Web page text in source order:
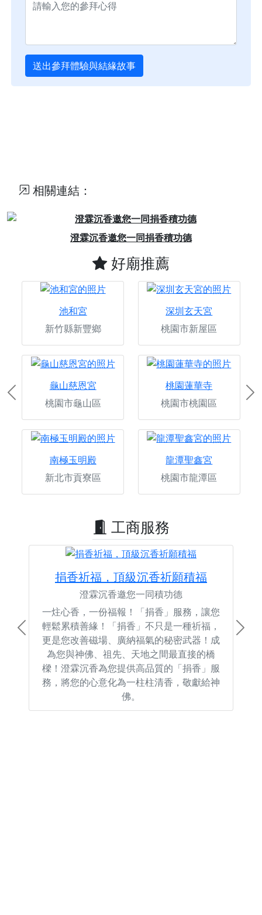
送出參拜體驗與結緣故事
相關連結：
香邀您一同捐香積功德
好廟推薦
池和宮
新竹縣新豐鄉
深圳玄天宮
桃園市新屋區
龜山慈恩宮
桃園市龜山區
桃園蓮華寺
桃園市桃園區
南極玉明殿
新北市貢寮區
龍潭聖鑫宮
桃園市龍潭區
Previous
工商服務
捐香祈福，頂級沉香祈願積福
澄霖沉香邀您一同積功德
一炷心香，一份福報！「捐香」服務，讓您
輕鬆累積善緣！「捐香」不只是一種祈福，
更是您改善磁場、廣納福氣的秘密武器！成
為您與神佛、祖先、天地之間最直接的橋
樑！澄霖沉香為您提供高品質的「捐香」服
務，將您的心意化為一柱柱清香，敬獻給神
佛。
Previous Next